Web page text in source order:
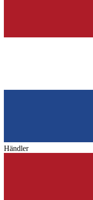
Händler